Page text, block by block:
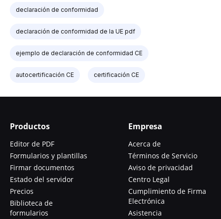
declaración de conformidad
declaración de conformidad de la UE pdf
ejemplo de declaración de conformidad CE
autocertificación CE certificación CE
Productos
Editor de PDF
Formularios y plantillas
Firmar documentos
Estado del servidor
Precios
Biblioteca de
formularios
Empresa
Acerca de
Términos de Servicio
Aviso de privacidad
Centro Legal
Cumplimiento de Firma
Electrónica
Asistencia